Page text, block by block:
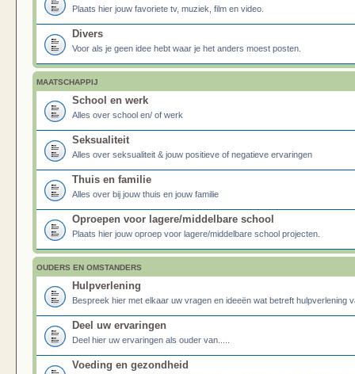
Plaats hier jouw favoriete tv, muziek, film en video.
Divers
Voor als je geen idee hebt waar je het anders moest posten.
MAATSCHAPPIJ
School en werk
Alles over school en/ of werk
Seksualiteit
Alles over seksualiteit & jouw positieve of negatieve ervaringen
Thuis en familie
Alles over bij jouw thuis en jouw familie
Oproepen voor lagere/middelbare school
Plaats hier jouw oproep voor lagere/middelbare school projecten.
OUDERS EN OMSTANDERS
Hulpverlening
Bespreek hier met elkaar uw vragen en ideeën wat betreft hulpverlening
Deel uw ervaringen
Deel hier uw ervaringen als ouder van.....
Voeding en gezondheid